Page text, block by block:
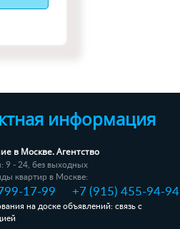
информация
в Москве. Агентство
9 - 24, без выходных
квартир в Москве:
17-99 +7 (915) 455-94-94
на доске объявлений: связь с